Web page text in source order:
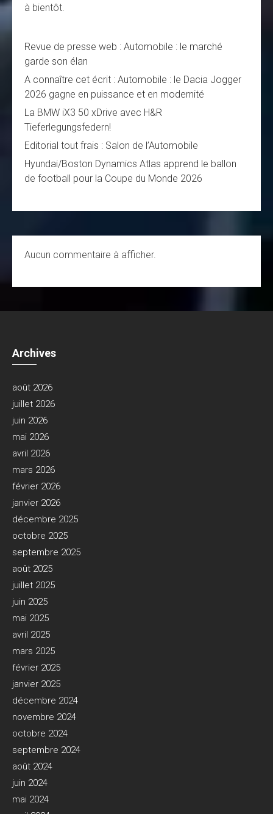
à bientôt.
Revue de presse web : Automobile : le marché
garde son élan
A connaître cet écrit : Automobile : le Dacia Jogger
2026 gagne en puissance et en modernité
La BMW iX3 50 xDrive avec H&R
Tieferlegungsfedern!
Editorial tout frais : Salon de l’Automobile
Hyundai/Boston Dynamics Atlas apprend le ballon
de football pour la Coupe du Monde 2026
Aucun commentaire à afficher.
Archives
août 2026
juillet 2026
juin 2026
mai 2026
avril 2026
mars 2026
février 2026
janvier 2026
décembre 2025
octobre 2025
septembre 2025
août 2025
juillet 2025
juin 2025
mai 2025
avril 2025
mars 2025
février 2025
janvier 2025
décembre 2024
novembre 2024
octobre 2024
septembre 2024
août 2024
juin 2024
mai 2024